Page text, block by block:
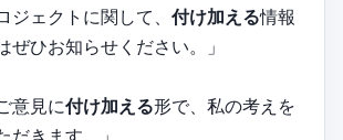
ジェクトに関して、 付け加える情報
ぜひお知らせください。」
意見に付け加える形で、私の考えを